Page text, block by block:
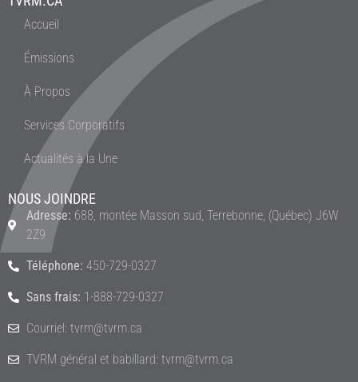
Accueil
Émissions
À Propos
Services Corporatifs
Actualités à la Une
NOUS JOINDRE
Adresse: 688, montée Masson sud, Terrebonne, (Québec) J6W
2Z9
Téléphone: 450-729-0327
Sans frais: 1-888-729-0327
Courriel: tvrm@tvrm.ca
TVRM général et babillard: tvrm@tvrm.ca